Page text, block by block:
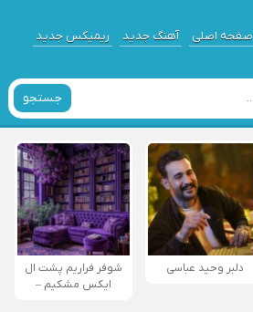
صفحه اصلی آهنگ جدید ریمیکس جدید
جستجو
دلبر وحید عباسی
شوفر فراریم پشت ال
ایکس مشکیم –